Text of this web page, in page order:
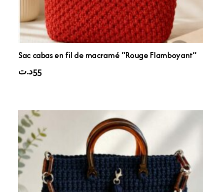
Sac cabas en fil de macramé “Rouge Flamboyant”
55د.ت